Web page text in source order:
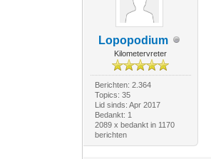
Lopopodium
Kilometervreter
Berichten: 2.364
Topics: 35
Lid sinds: Apr 2017
Bedankt: 1
2089 x bedankt in 1170
berichten